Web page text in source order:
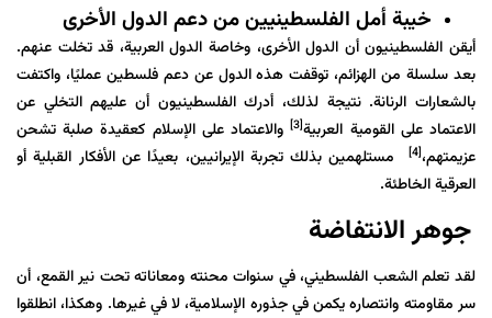
خيبة أمل الفلسطينيين من دعم الدول الأخرى
أيقن الفلسطينيون أن الدول الأخرى، وخاصة الدول العربية، قد تخلت عنهم.
بعد سلسلة من الهزائم، توقفت هذه الدول عن دعم فلسطين عمليًا، واكتفت
بالشعارات الرنانة. نتيجة لذلك، أدرك الفلسطينيون أن عليهم التخلي عن
الاعتماد على القومية العربية[3] والاعتماد على الإسلام كعقيدة صلبة تشحن
عزيمتهم،[4]
مستلهمين بذلك تجربة الإيرانيين، بعيدًا عن الأفكار القبلية أو
العرقية الخاطئة.
جوهر الانتفاضة
لقد تعلم الشعب الفلسطيني، في سنوات محنته ومعاناته تحت نير القمع، أن
سر مقاومته وانتصاره يكمن في جذوره الإسلامية، لا في غيرها. وهكذا، انطلقوا